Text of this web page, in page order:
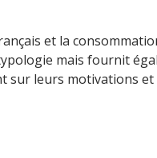
et la
mais fournit
sur leurs motivations et